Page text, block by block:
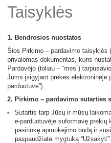
Taisyklės
1. Bendrosios nuostatos
Šios Pirkimo – pardavimo taisyklės
privalomas dokumentas, kuris
Pardavėjo (toliau – “mes”)
Jums įsigyjant prekes elektroninėje
parduotuvė”).
2. Pirkimo – pardavimo sutarties
Sutartis tarp Jūsų ir mūsų
e-parduotuvėje suformavę prekių
pasirinkę apmokėjimo būdą ir
paspaudžiate mygtuką “Užsakyti”.